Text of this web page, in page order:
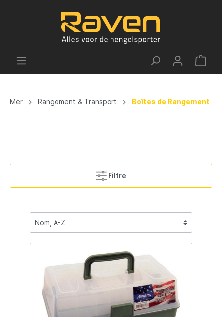
Mer Rangement & Transport Boîtes de Rangement
Filtre